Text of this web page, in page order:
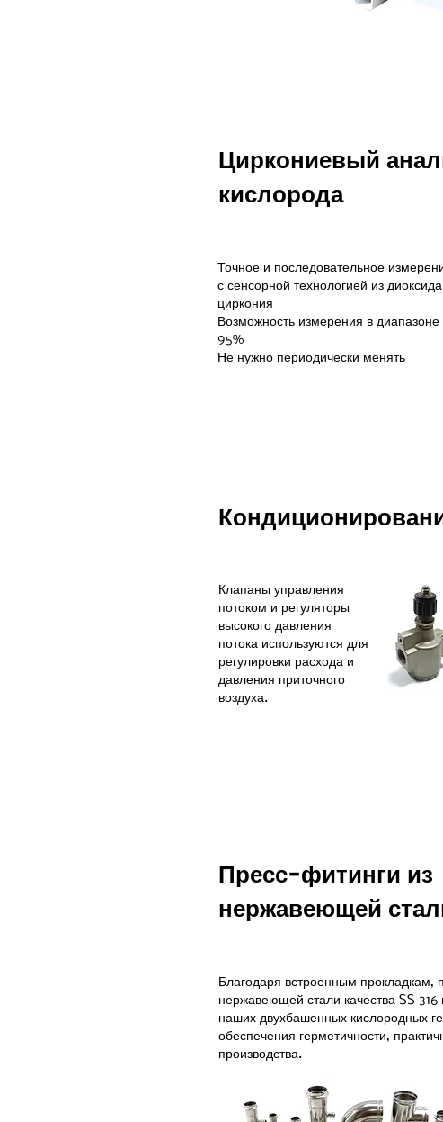
Циркониевый
кислорода
Точное и последовательное
с сенсорной технологией из диоксида
циркония
Возможность измерения в
95%
Не нужно периодически менять
Клапаны управления
потоком и регуляторы
высокого давления
потока используются для
регулировки расхода и
давления приточного
воздуха.
Пресс-фитинги из
нержавеющей
Благодаря встроенным прокладкам,
нержавеющей стали качества SS 316
наших двухбашенных кислородных
обеспечения герметичности,
производства.